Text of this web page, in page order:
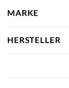
MARKE
HERSTELLER